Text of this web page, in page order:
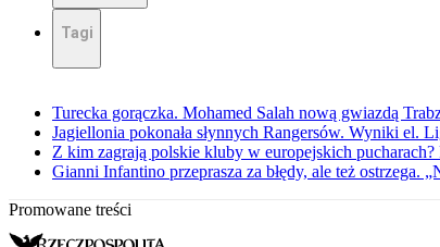
Tagi
Turecka gorączka. Mohamed Salah nową gwiazdą
Jagiellonia pokonała słynnych Rangersów. Wyniki el.
Z kim zagrają polskie kluby w europejskich
Gianni Infantino przeprasza za błędy, ale też ostrzega.
Promowane treści